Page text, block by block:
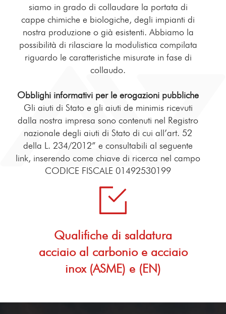
siamo in grado di collaudare la portata di
cappe chimiche e biologiche, degli impianti di
nostra produzione o già esistenti. Abbiamo la
possibilità di rilasciare la modulistica compilata
riguardo le caratteristiche misurate in fase di
collaudo.
Obblighi informativi per le erogazioni pubbliche
Gli aiuti di Stato e gli aiuti de minimis ricevuti
dalla nostra impresa sono contenuti nel Registro
nazionale degli aiuti di Stato di cui all’art. 52
della L. 234/2012” e consultabili al seguente
link, inserendo come chiave di ricerca nel campo
CODICE FISCALE 01492530199
Qualifiche di saldatura
acciaio al carbonio e acciaio
inox (ASME) e (EN)